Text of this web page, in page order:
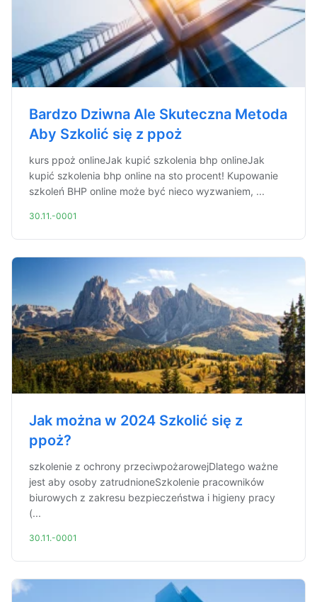
Bardzo Dziwna Ale Skuteczna Metoda
Aby Szkolić się z ppoż
kurs ppoż onlineJak kupić szkolenia bhp onlineJak
kupić szkolenia bhp online na sto procent! Kupowanie
szkoleń BHP online może być nieco wyzwaniem, ...
30.11.-0001
Jak można w 2024 Szkolić się z
ppoż?
szkolenie z ochrony przeciwpożarowejDlatego ważne
jest aby osoby zatrudnioneSzkolenie pracowników
biurowych z zakresu bezpieczeństwa i higieny pracy
(...
30.11.-0001